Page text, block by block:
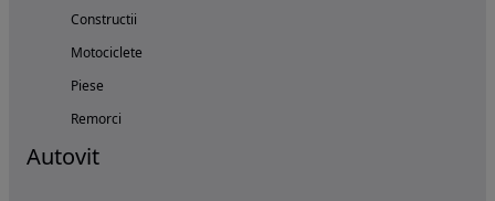
Constructii
Motociclete
Piese
Remorci
Autovit